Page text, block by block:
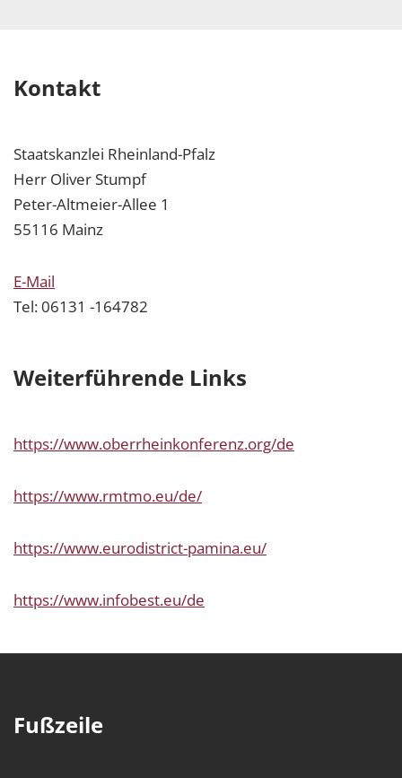
Kontakt
Staatskanzlei Rheinland-Pfalz
Herr Oliver Stumpf
Peter-Altmeier-Allee 1
55116 Mainz
E-Mail
Tel: 06131 -164782
Weiterführende Links
https://www.oberrheinkonferenz.org/de
https://www.rmtmo.eu/de/
https://www.eurodistrict-pamina.eu/
https://www.infobest.eu/de
Fußzeile